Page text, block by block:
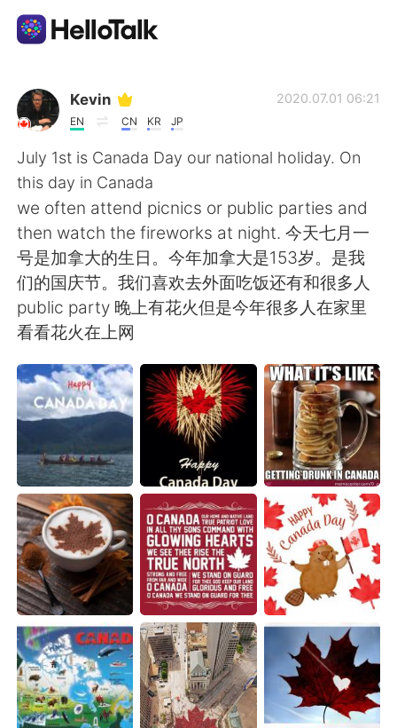
언어 교환 앱
AI Grammar Checker
한국어
English 简体中文
繁體中文 Español
Deutsch 日本語
Русский ไทย
Indonesia Italiano
Türkçe Tiếng Việt
Português
Kevin
EN CN KR JP
2020.07.01 06:21
July 1st is Canada Day our national holiday. On
this day in Canada
we often attend picnics or public parties and
then watch the fireworks at night. 今天七月一
号是加拿大的生日。今年加拿大是153岁。是我
们的国庆节。我们喜欢去外面吃饭还有和很多人
public party 晚上有花火但是今年很多人在家里
看看花火在上网